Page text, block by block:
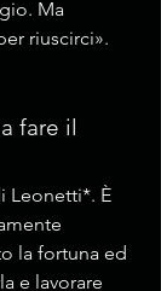
Ma
riuscirci».
fare il
Leonetti*. È
la fortuna ed
e lavorare